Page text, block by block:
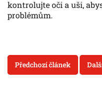
kontrolujte oči a uši,
problémům.
Předchozí článek